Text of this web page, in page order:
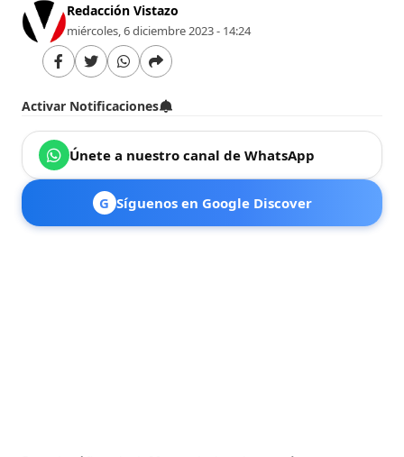
Redacción Vistazo
miércoles, 6 diciembre 2023 - 14:24
Activar Notificaciones
Únete a nuestro canal de WhatsApp
G Síguenos en Google Discover